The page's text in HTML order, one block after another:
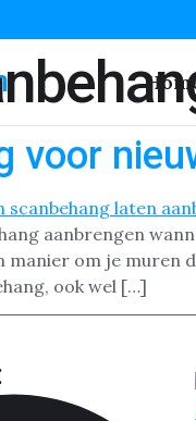
voor
aanbrengen
manier om je muren
ook wel […]